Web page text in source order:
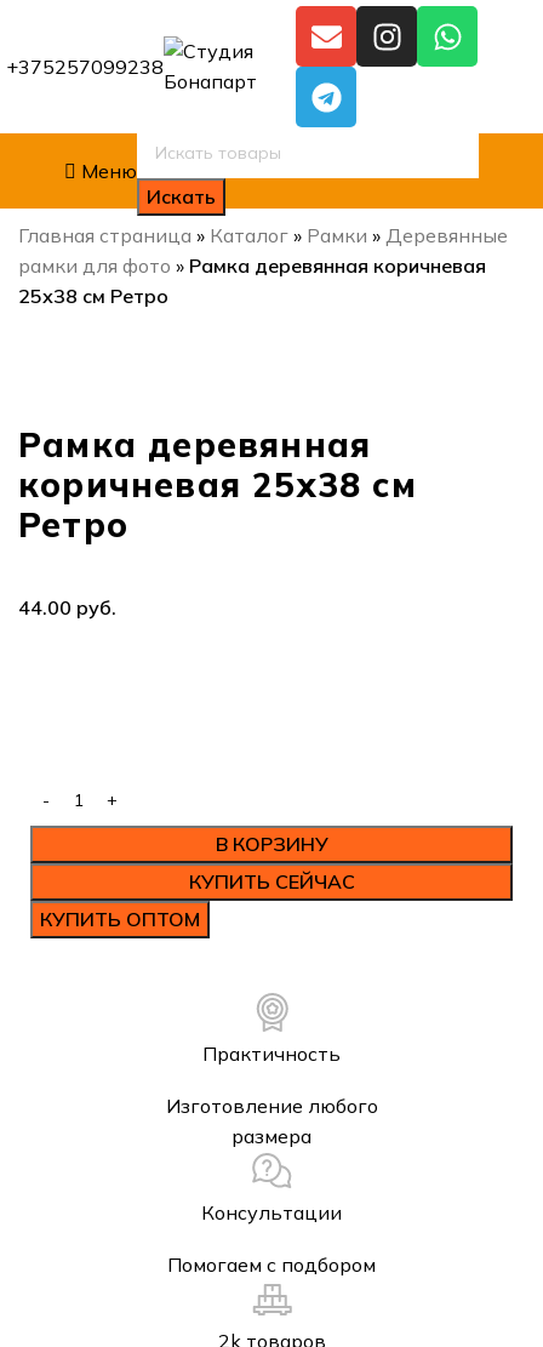
+375257099238
Меню
Искать
Главная страница » Каталог » Рамки » Деревянные
рамки для фото » Рамка деревянная коричневая
25х38 см Ретро
Рамка деревянная
коричневая 25х38 см
Ретро
44.00 руб.
В КОРЗИНУ
КУПИТЬ СЕЙЧАС
КУПИТЬ ОПТОМ
Практичность
Изготовление любого
размера
Консультации
Помогаем с подбором
2k товаров